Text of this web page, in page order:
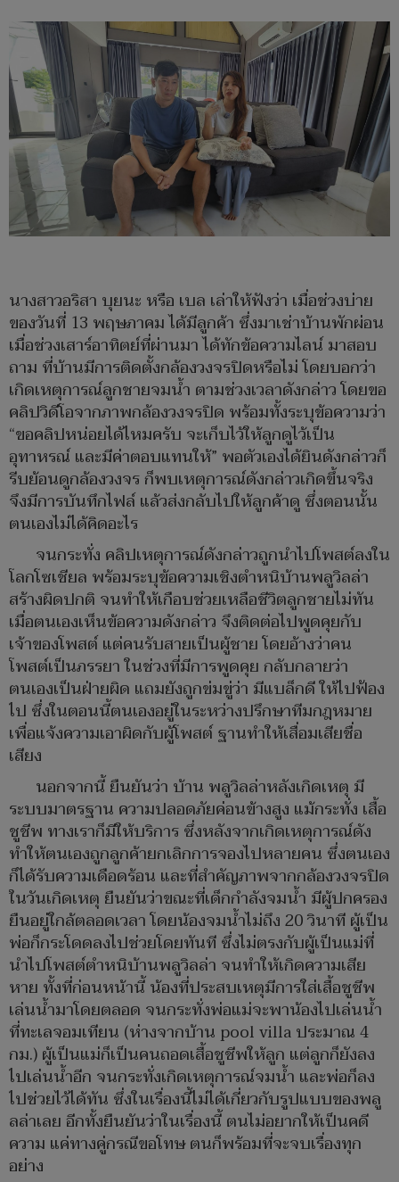
นางสาวอริสา บุยนะ หรือ เบล เล่าให้ฟังว่า เมื่อช่วงบ่าย
ของวันที่ 13 พฤษภาคม ได้มีลูกค้า ซึ่งมาเช่าบ้านพักผ่อน
เมื่อช่วงเสาร์อาทิตย์ที่ผ่านมา ได้ทักข้อความไลน์ มาสอบ
ถาม ที่บ้านมีการติดตั้งกล้องวงจรปิดหรือไม่ โดยบอกว่า
เกิดเหตุการณ์ลูกชายจมน้ำ ตามช่วงเวลาดังกล่าว โดยขอ
คลิปวิดีโอจากภาพกล้องวงจรปิด พร้อมทั้งระบุข้อความว่า
“ขอคลิปหน่อยได้ไหมครับ จะเก็บไว้ให้ลูกดูไว้เป็น
อุทาหรณ์ และมีค่าตอบแทนให้” พอตัวเองได้ยินดังกล่าวก็
รีบย้อนดูกล้องวงจร ก็พบเหตุการณ์ดังกล่าวเกิดขึ้นจริง
จึงมีการบันทึกไฟล์ แล้วส่งกลับไปให้ลูกค้าดู ซึ่งตอนนั้น
ตนเองไม่ได้คิดอะไร
จนกระทั่ง คลิปเหตุการณ์ดังกล่าวถูกนำไปโพสต์ลงใน
โลกโซเชียล พร้อมระบุข้อความเชิงตำหนิบ้านพลูวิลล่า
สร้างผิดปกติ จนทำให้เกือบช่วยเหลือชีวิตลูกชายไม่ทัน
เมื่อตนเองเห็นข้อความดังกล่าว จึงติดต่อไปพูดคุยกับ
เจ้าของโพสต์ แต่คนรับสายเป็นผู้ชาย โดยอ้างว่าคน
โพสต์เป็นภรรยา ในช่วงที่มีการพูดคุย กลับกลายว่า
ตนเองเป็นฝ่ายผิด แถมยังถูกข่มขู่ว่า มีแบล็กดี ให้ไปฟ้อง
ไป ซึ่งในตอนนี้ตนเองอยู่ในระหว่างปรึกษาทีมกฎหมาย
เพื่อแจ้งความเอาผิดกับผู้โพสต์ ฐานทำให้เสื่อมเสียชื่อ
เสียง
นอกจากนี้ ยืนยันว่า บ้าน พลูวิลล่าหลังเกิดเหตุ มี
ระบบมาตรฐาน ความปลอดภัยค่อนข้างสูง แม้กระทั่ง เสื้อ
ชูชีพ ทางเราก็มีให้บริการ ซึ่งหลังจากเกิดเหตุการณ์ดัง
ทำให้ตนเองถูกลูกค้ายกเลิกการจองไปหลายคน ซึ่งตนเอง
ก็ได้รับความเดือดร้อน และที่สำคัญภาพจากกล้องวงจรปิด
ในวันเกิดเหตุ ยืนยันว่าขณะที่เด็กกำลังจมน้ำ มีผู้ปกครอง
ยืนอยู่ใกล้ตลอดเวลา โดยน้องจมน้ำไม่ถึง 20 วินาที ผู้เป็น
พ่อก็กระโดดลงไปช่วยโดยทันที ซึ่งไม่ตรงกับผู้เป็นแม่ที่
นำไปโพสต์ตำหนิบ้านพลูวิลล่า จนทำให้เกิดความเสีย
หาย ทั้งที่ก่อนหน้านี้ น้องที่ประสบเหตุมีการใส่เสื้อชูชีพ
เล่นน้ำมาโดยตลอด จนกระทั่งพ่อแม่จะพาน้องไปเล่นน้ำ
ที่ทะเลจอมเทียน (ห่างจากบ้าน pool villa ประมาณ 4
กม.) ผู้เป็นแม่ก็เป็นคนถอดเสื้อชูชีพให้ลูก แต่ลูกก็ยังลง
ไปเล่นน้ำอีก จนกระทั่งเกิดเหตุการณ์จมน้ำ และพ่อก็ลง
ไปช่วยไว้ได้ทัน ซึ่งในเรื่องนี้ไม่ได้เกี่ยวกับรูปแบบของพลู
ลล่าเลย อีกทั้งยืนยันว่าในเรื่องนี้ ตนไม่อยากให้เป็นคดี
ความ แค่ทางคู่กรณีขอโทษ ตนก็พร้อมที่จะจบเรื่องทุก
อย่าง